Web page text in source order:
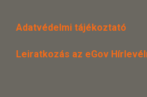
Adatvédelmi tájékoztató
Leiratkozás az eGov